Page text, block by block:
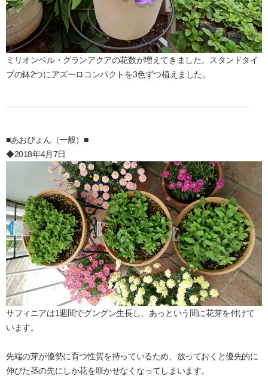
ミリオンベル・グランアクアの花数が増えてきました。スタンドタイ
プの鉢2つにアズーロコンパクトを3色ずつ植えました。
■あおぴょん（一般）■
◆2018年4月7日
サフィニアは1週間でグングン生長し、あっという間に花芽を付けて
います。
先端の芽が優勢に育つ性質を持っているため、放っておくと優先的に
伸びた茎の先にしか花を咲かせなくなってしまいます。